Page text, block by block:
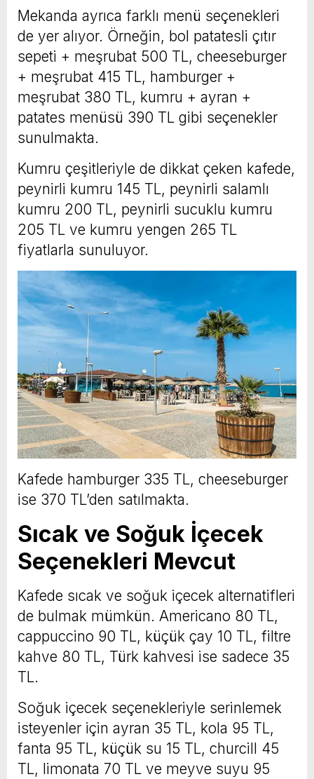
Mekanda ayrıca farklı menü seçenekleri
de yer alıyor. Örneğin, bol patatesli çıtır
sepeti + meşrubat 500 TL, cheeseburger
+ meşrubat 415 TL, hamburger +
meşrubat 380 TL, kumru + ayran +
patates menüsü 390 TL gibi seçenekler
sunulmakta.
Kumru çeşitleriyle de dikkat çeken kafede,
peynirli kumru 145 TL, peynirli salamlı
kumru 200 TL, peynirli sucuklu kumru
205 TL ve kumru yengen 265 TL
fiyatlarla sunuluyor.
Kafede hamburger 335 TL, cheeseburger
ise 370 TL’den satılmakta.
Sıcak ve Soğuk İçecek
Seçenekleri Mevcut
Kafede sıcak ve soğuk içecek alternatifleri
de bulmak mümkün. Americano 80 TL,
cappuccino 90 TL, küçük çay 10 TL, filtre
kahve 80 TL, Türk kahvesi ise sadece 35
TL.
Soğuk içecek seçenekleriyle serinlemek
isteyenler için ayran 35 TL, kola 95 TL,
fanta 95 TL, küçük su 15 TL, churcill 45
TL, limonata 70 TL ve meyve suyu 95